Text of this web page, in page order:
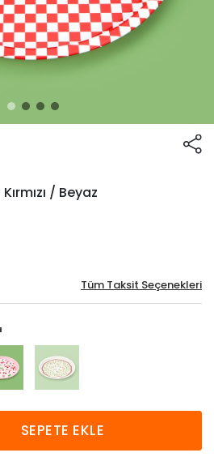
/ Beyaz
Tüm Taksit Seçenekleri
SEPETE EKLE